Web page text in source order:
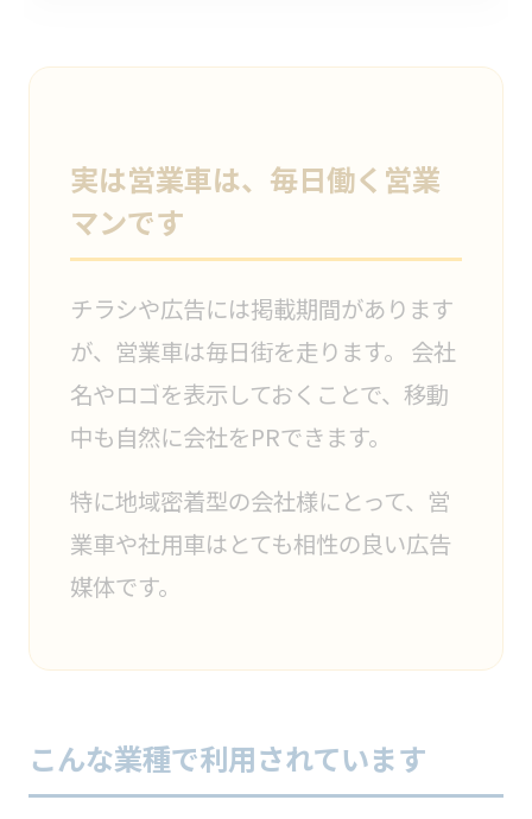
実は営業車は、毎日働く営業
マンです
チラシや広告には掲載期間があります
が、営業車は毎日街を走ります。 会社
名やロゴを表示しておくことで、移動
中も自然に会社をPRできます。
特に地域密着型の会社様にとって、営
業車や社用車はとても相性の良い広告
媒体です。
こんな業種で利用されています